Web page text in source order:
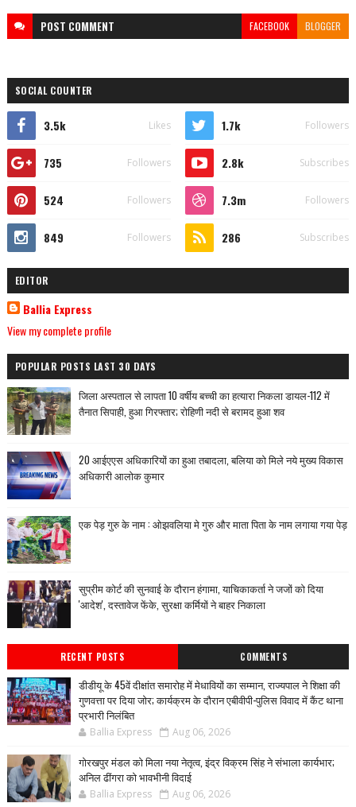
POST COMMENT FACEBOOK BLOGGER
SOCIAL COUNTER
3.5k Likes 1.7k Followers
735 Followers 2.8k Subscribes
524 Followers 7.3m Followers
849 Followers 286 Subscribes
EDITOR
Ballia Express
View my complete profile
POPULAR POSTS LAST 30 DAYS
जिला अस्पताल से लापता 10 वर्षीय बच्ची का हत्यारा निकला डायल-112 में
तैनात सिपाही, हुआ गिरफ्तार; रोहिणी नदी से बरामद हुआ शव
20 आईएएस अधिकारियों का हुआ तबादला, बलिया को मिले नये मुख्य विकास
अधिकारी आलोक कुमार
एक पेड़ गुरु के नाम : ओझवलिया मे गुरु और माता पिता के नाम लगाया गया पेड़
सुप्रीम कोर्ट की सुनवाई के दौरान हंगामा, याचिकाकर्ता ने जजों को दिया
'आदेश', दस्तावेज फेंके, सुरक्षा कर्मियों ने बाहर निकाला
RECENT POSTS COMMENTS
डीडीयू के 45वें दीक्षांत समारोह में मेधावियों का सम्मान, राज्यपाल ने शिक्षा की
गुणवत्ता पर दिया जोर; कार्यक्रम के दौरान एबीवीपी-पुलिस विवाद में कैंट थाना
प्रभारी निलंबित
Ballia Express Aug 06, 2026
गोरखपुर मंडल को मिला नया नेतृत्व, इंद्र विक्रम सिंह ने संभाला कार्यभार;
अनिल ढींगरा को भावभीनी विदाई
Ballia Express Aug 06, 2026